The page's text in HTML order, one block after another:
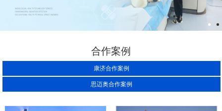
合作案例
康济合作案例
思迈奥合作案例